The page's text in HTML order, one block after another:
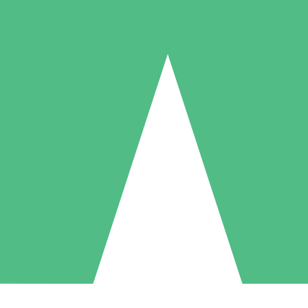
Individuelle Credit-Pakete
nach Bedarf mit Download-Credits. Keine monatliche Verpflichtung